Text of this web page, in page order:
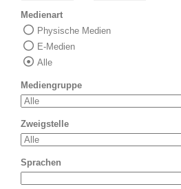
Medienart
Physische Medien
E-Medien
Alle
Mediengruppe
Zweigstelle
Sprachen